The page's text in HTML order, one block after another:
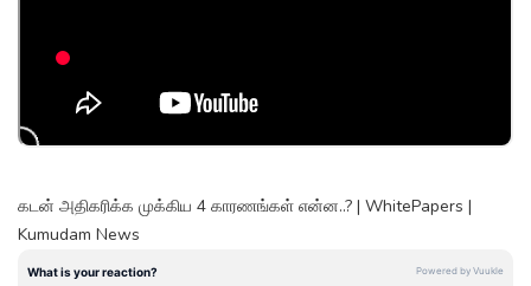
கடன் அதிகரிக்க முக்கிய 4 காரணங்கள் என்ன..? | WhitePapers |
Kumudam News